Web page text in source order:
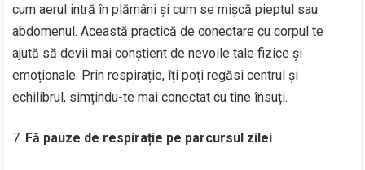
cum aerul intră în plămâni și cum se mișcă pieptul sau
abdomenul. Această practică de conectare cu corpul te
ajută să devii mai conștient de nevoile tale fizice și
emoționale. Prin respirație, îți poți regăsi centrul și
echilibrul, simțindu-te mai conectat cu tine însuți.
Fă pauze de respirație pe parcursul zilei